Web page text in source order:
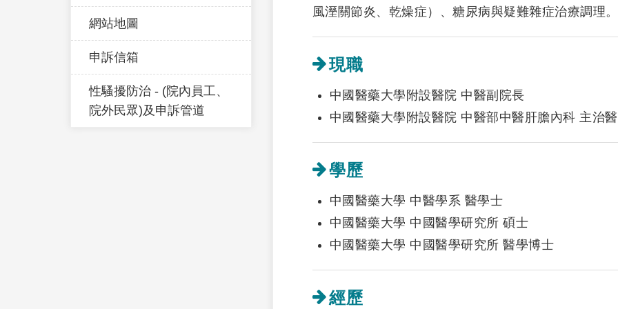
網站地圖
申訴信箱
性騷擾防治 - (院內員工、
院外民眾)及申訴管道
風溼關節炎、乾燥症）、糖尿病與疑難雜症治療調理。
現職
中國醫藥大學附設醫院 中醫副院長
中國醫藥大學附設醫院 中醫部中醫肝膽內科 主治
學歷
中國醫藥大學 中醫學系 醫學士
中國醫藥大學 中國醫學研究所 碩士
中國醫藥大學 中國醫學研究所 醫學博士
經歷